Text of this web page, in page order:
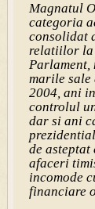
Magnatul
categoria
consolidat
relatiilor la
Parlament,
marile
2004, ani
controlul
dar si ani
de asteptat
afaceri
incomode
financiare